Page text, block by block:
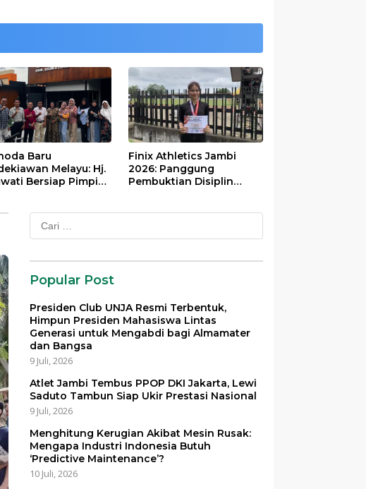
Baru
Melayu: Hj.
Bersiap Pimpin
Finix Athletics Jambi
2026: Panggung
Pembuktian Disiplin
Cari
untuk:
Popular Post
Presiden Club UNJA Resmi Terbentuk,
Himpun Presiden Mahasiswa Lintas
Generasi untuk Mengabdi bagi Almamater
dan Bangsa
9 Juli, 2026
Atlet Jambi Tembus PPOP DKI Jakarta, Lewi
Saduto Tambun Siap Ukir Prestasi Nasional
9 Juli, 2026
Menghitung Kerugian Akibat Mesin Rusak:
Mengapa Industri Indonesia Butuh
‘Predictive Maintenance’?
10 Juli, 2026